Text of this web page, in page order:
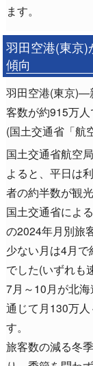
ます。
羽田空港(東京
傾向
羽田空港(東京)―
客数が約915万
(国土交通省「航
国土交通省航空
よると、平日は
者の約半数が観光
国土交通省によ
の2024年月別旅
少ない月は4月
でした(いずれも
7月～10月が北
通じて月130万
す。
旅客数の減る冬